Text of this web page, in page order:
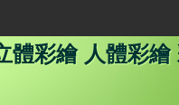
體彩繪 人體彩繪